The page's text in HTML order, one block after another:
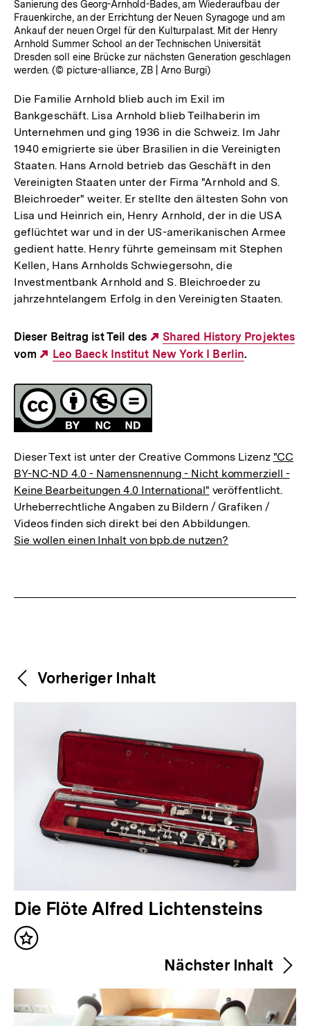
Sanierung des Georg-Arnhold-Bades, am Wiederaufbau der
Frauenkirche, an der Errichtung der Neuen Synagoge und am
Ankauf der neuen Orgel für den Kulturpalast. Mit der Henry
Arnhold Summer School an der Technischen Universität
Dresden soll eine Brücke zur nächsten Generation geschlagen
werden. (© picture-alliance, ZB | Arno Burgi)
Die Familie Arnhold blieb auch im Exil im
Bankgeschäft. Lisa Arnhold blieb Teilhaberin im
Unternehmen und ging 1936 in die Schweiz. Im Jahr
1940 emigrierte sie über Brasilien in die Vereinigten
Staaten. Hans Arnold betrieb das Geschäft in den
Vereinigten Staaten unter der Firma "Arnhold and S.
Bleichroeder" weiter. Er stellte den ältesten Sohn von
Lisa und Heinrich ein, Henry Arnhold, der in die USA
geflüchtet war und in der US-amerikanischen Armee
gedient hatte. Henry führte gemeinsam mit Stephen
Kellen, Hans Arnholds Schwiegersohn, die
Investmentbank Arnhold and S. Bleichroeder zu
jahrzehntelangem Erfolg in den Vereinigten Staaten.
Dieser Beitrag ist Teil des
Externer
Link:
Shared History Projektes
vom
Externer
Leo Baeck Institut New York I Berlin.
Fussnoten
Lizenz
Dieser Text ist unter der Creative Commons Lizenz "CC
BY-NC-ND 4.0 - Namensnennung - Nicht kommerziell -
Keine Bearbeitungen 4.0 International" veröffentlicht.
Urheberrechtliche Angaben zu Bildern / Grafiken /
Videos finden sich direkt bei den Abbildungen.
Sie wollen einen Inhalt von bpb.de nutzen?
Weitere
Inhalte
Content-
Navigation
Vorheriger Inhalt
V
o
r
e
r
Die Flöte Alfred Lichtensteins
Inhalt
Nächster Inhalt